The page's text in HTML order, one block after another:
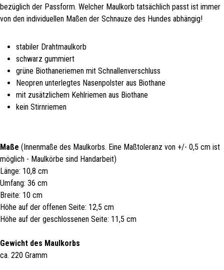
bezüglich der Passform. Welcher Maulkorb tatsächlich passt ist immer
von den individuellen Maßen der Schnauze des Hundes abhängig!
stabiler Drahtmaulkorb
schwarz gummiert
grüne Biothaneriemen mit Schnallenverschluss
Neopren unterlegtes Nasenpolster aus Biothane
mit zusätzlichem Kehlriemen aus Biothane
kein Stirnriemen
Maße (Innenmaße des Maulkorbs. Eine Maßtoleranz von +/- 0,5 cm ist
möglich - Maulkörbe sind Handarbeit)
Länge: 10,8 cm
Umfang: 36 cm
Breite: 10 cm
Höhe auf der offenen Seite: 12,5 cm
Höhe auf der geschlossenen Seite: 11,5 cm
Gewicht des Maulkorbs
ca. 220 Gramm